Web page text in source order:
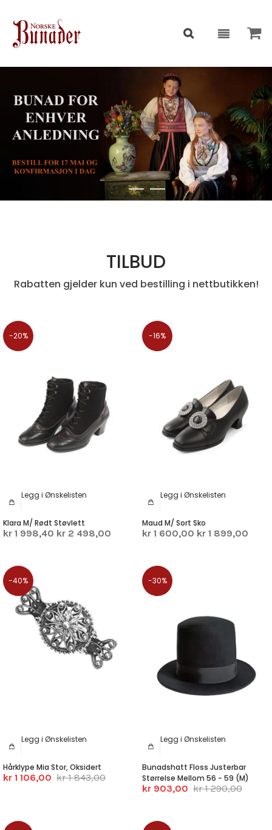
TILBUD
Rabatten gjelder kun ved bestilling i nettbutikken!
-20%
Legg i Ønskelisten
Klara M/ Rødt Støvlett
kr 1 998,40 kr 2 498,00
-16%
Legg i Ønskelisten
Maud M/ Sort Sko
kr 1 600,00 kr 1 899,00
-40%
Legg i Ønskelisten
Hårklype Mia Stor, Oksidert
kr 1 106,00 kr 1 843,00
-30%
Legg i Ønskelisten
Bunadshatt Floss Justerbar
Størrelse Mellom 56 - 59 (M)
kr 903,00 kr 1 290,00